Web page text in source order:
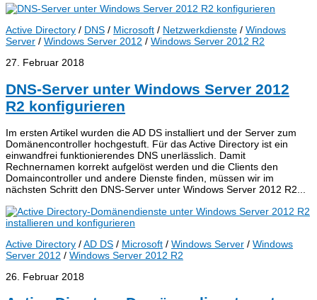
Active Directory / DNS / Microsoft / Netzwerkdienste / Windows
Server / Windows Server 2012 / Windows Server 2012 R2
27. Februar 2018
DNS-Server unter Windows Server 2012
R2 konfigurieren
Im ersten Artikel wurden die AD DS installiert und der Server zum
Domänencontroller hochgestuft. Für das Active Directory ist ein
einwandfrei funktionierendes DNS unerlässlich. Damit
Rechnernamen korrekt aufgelöst werden und die Clients den
Domaincontroller und andere Dienste finden, müssen wir im
nächsten Schritt den DNS-Server unter Windows Server 2012 R2...
Active Directory /AD DS / Microsoft / Windows Server / Windows
Server 2012 / Windows Server 2012 R2
26. Februar 2018